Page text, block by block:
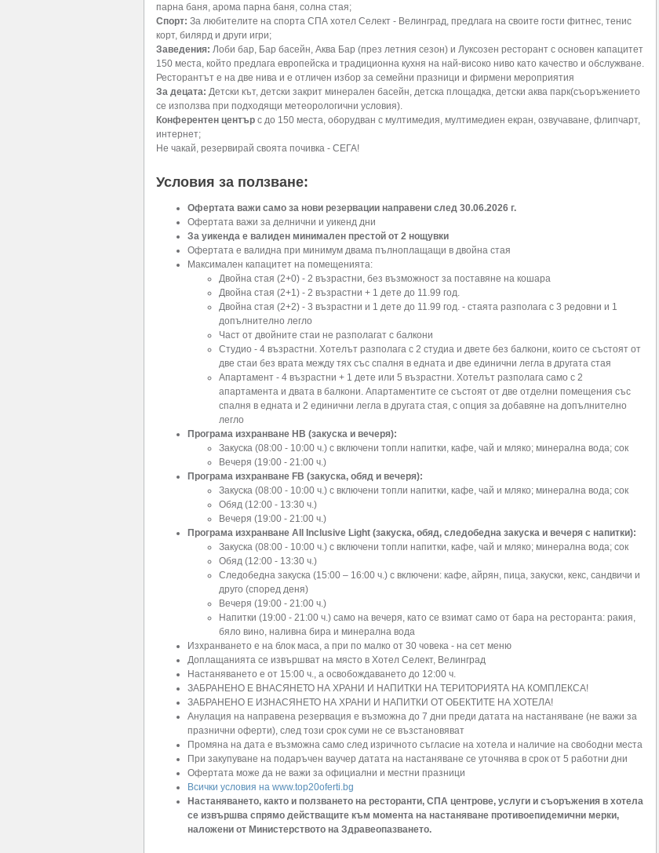
парна баня, арома парна баня, солна стая;
Спорт: За любителите на спорта СПА хотел Селект - Велинград, предлага на своите гости фитнес, тенис
корт, билярд и други игри;
Заведения: Лоби бар, Бар басейн, Аква Бар (през летния сезон) и Луксозен ресторант с основен капацитет
150 места, който предлага европейска и традиционна кухня на най-високо ниво като качество и обслужване.
Ресторантът е на две нива и е отличен избор за семейни празници и фирмени мероприятия
За децата: Детски кът, детски закрит минерален басейн, детска площадка, детски аква парк(съоръжението
се използва при подходящи метеорологични условия).
Конферентен център с до 150 места, оборудван с мултимедия, мултимедиен екран, озвучаване, флипчарт,
интернет;
Не чакай, резервирай своята почивка - СЕГА!
Условия за ползване:
Офертата важи само за нови резервации направени след 30.06.2026 г.
Офертата важи за делнични и уикенд дни
За уикенда е валиден минимален престой от 2 нощувки
Офертата е валидна при минимум двама пълноплащащи в двойна стая
Максимален капацитет на помещенията:
Двойна стая (2+0) - 2 възрастни, без възможност за поставяне на кошара
Двойна стая (2+1) - 2 възрастни + 1 дете до 11.99 год.
Двойна стая (2+2) - 3 възрастни и 1 дете до 11.99 год. - стаята разполага с 3 редовни и 1
допълнително легло
Част от двойните стаи не разполагат с балкони
Студио - 4 възрастни. Хотелът разполага с 2 студиа и двете без балкони, които се състоят от
две стаи без врата между тях със спалня в едната и две единични легла в другата стая
Апартамент - 4 възрастни + 1 дете или 5 възрастни. Хотелът разполага само с 2
апартамента и двата в балкони. Апартаментите се състоят от две отделни помещения със
спалня в едната и 2 единични легла в другата стая, с опция за добавяне на допълнително
легло
Програма изхранване HB (закуска и вечеря):
Закуска (08:00 - 10:00 ч.) с включени топли напитки, кафе, чай и мляко; минерална вода; сок
Вечеря (19:00 - 21:00 ч.)
Програма изхранване FB (закуска, обяд и вечеря):
Закуска (08:00 - 10:00 ч.) с включени топли напитки, кафе, чай и мляко; минерална вода; сок
Обяд (12:00 - 13:30 ч.)
Вечеря (19:00 - 21:00 ч.)
Програма изхранване All Inclusive Light (закуска, обяд, следобедна закуска и вечеря с напитки):
Закуска (08:00 - 10:00 ч.) с включени топли напитки, кафе, чай и мляко; минерална вода; сок
Обяд (12:00 - 13:30 ч.)
Следобедна закуска (15:00 – 16:00 ч.) с включени: кафе, айрян, пица, закуски, кекс, сандвичи и
друго (според деня)
Вечеря (19:00 - 21:00 ч.)
Напитки (19:00 - 21:00 ч.) само на вечеря, като се взимат само от бара на ресторанта: ракия,
бяло вино, наливна бира и минерална вода
Изхранването е на блок маса, а при по малко от 30 човека - на сет меню
Доплащанията се извършват на място в Хотел Селект, Велинград
Настаняването е от 15:00 ч., а освобождаването до 12:00 ч.
ЗАБРАНЕНО Е ВНАСЯНЕТО НА ХРАНИ И НАПИТКИ НА ТЕРИТОРИЯТА НА КОМПЛЕКСА!
ЗАБРАНЕНО Е ИЗНАСЯНЕТО НА ХРАНИ И НАПИТКИ ОТ ОБЕКТИТЕ НА ХОТЕЛА!
Анулация на направена резервация е възможна до 7 дни преди датата на настаняване (не важи за
празнични оферти), след този срок суми не се възстановяват
Промяна на дата е възможна само след изричното съгласие на хотела и наличие на свободни места
При закупуване на подаръчен ваучер датата на настаняване се уточнява в срок от 5 работни дни
Офертата може да не важи за официални и местни празници
Всички условия на www.top20oferti.bg
Настаняването, както и ползването на ресторанти, СПА центрове, услуги и съоръжения в хотела
се извършва спрямо действащите към момента на настаняване противоепидемични мерки,
наложени от Министерството на Здравеопазването.